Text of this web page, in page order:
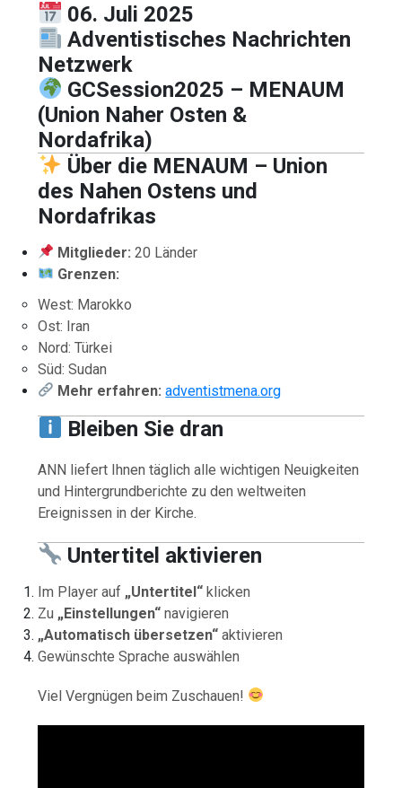
06. Juli 2025
Adventistisches Nachrichten
Netzwerk
GCSession2025 – MENAUM
(Union Naher Osten &
Nordafrika)
Über die MENAUM – Union
des Nahen Ostens und
Nordafrikas
Mitglieder: 20 Länder
Grenzen:
West: Marokko
Ost: Iran
Nord: Türkei
Süd: Sudan
Mehr erfahren: adventistmena.org
Bleiben Sie dran
ANN liefert Ihnen täglich alle wichtigen Neuigkeiten
und Hintergrundberichte zu den weltweiten
Ereignissen in der Kirche.
Untertitel aktivieren
Im Player auf „Untertitel“ klicken
Zu „Einstellungen“ navigieren
„Automatisch übersetzen“ aktivieren
Gewünschte Sprache auswählen
Viel Vergnügen beim Zuschauen!